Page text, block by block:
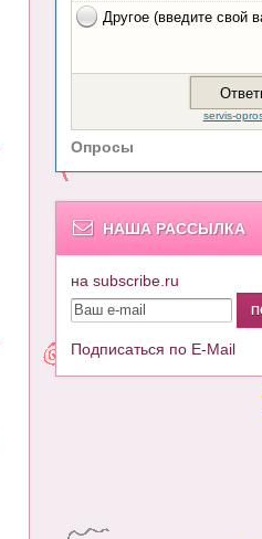
Опросы
НАША РАССЫЛКА
на subscribe.ru
Подписаться по E-Mail